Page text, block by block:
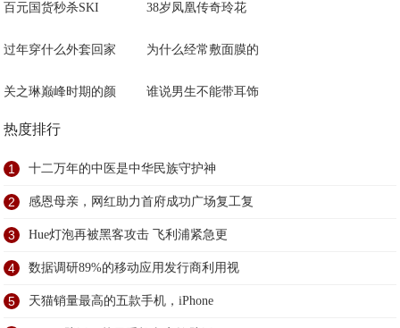
百元国货秒杀SKI 38岁凤凰传奇玲花
过年穿什么外套回家 为什么经常敷面膜的
关之琳巅峰时期的颜 谁说男生不能带耳饰
热度排行
1 十二万年的中医是中华民族守护神
2 感恩母亲，网红助力首府成功广场复工复
3 Hue灯泡再被黑客攻击 飞利浦紧急更
4 数据调研89%的移动应用发行商利用视
5 天猫销量最高的五款手机，iPhone